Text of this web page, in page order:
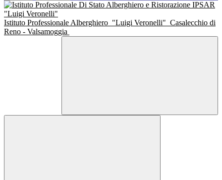
Istituto Professionale Alberghiero "Luigi Veronelli" Casalecchio di
Reno - Valsamoggia